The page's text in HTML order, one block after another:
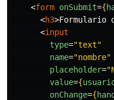
<form onSubmit={
<h3>Formulario
<input
type="text"
name="nombre"
placeholder=
value={
onChange={